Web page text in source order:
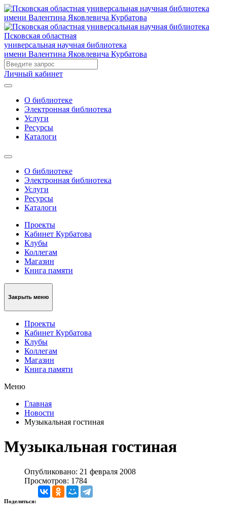
Псковская областная
универсальная научная библиотека
имени Валентина Яковлевича Курбатова
Личный кабинет
О библиотеке
Электронная библиотека
Услуги
Ресурсы
Каталоги
О библиотеке
Электронная библиотека
Услуги
Ресурсы
Каталоги
Проекты
Кабинет Курбатова
Клубы
Коллегам
Магазин
Книга памяти
Закрыть меню
Проекты
Кабинет Курбатова
Клубы
Коллегам
Магазин
Книга памяти
Меню
Главная
Новости
Музыкальная гостиная
Музыкальная гостиная
Опубликовано: 21 февраля 2008
Просмотров: 1784
Поделиться: